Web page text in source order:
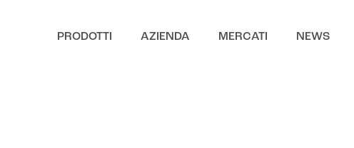
PRODOTTI AZIENDA MERCATI NEWS